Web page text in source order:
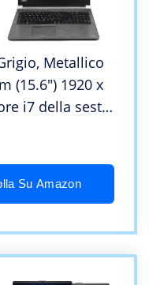
Metallico
(15.6″) 1920 x
i7 della sesta
Su Amazon